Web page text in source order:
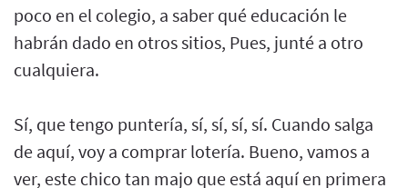
poco en el colegio, a saber qué educación le
habrán dado en otros sitios, Pues, junté a otro
cualquiera.
Sí, que tengo puntería, sí, sí, sí, sí. Cuando salga
de aquí, voy a comprar lotería. Bueno, vamos a
ver, este chico tan majo que está aquí en primera